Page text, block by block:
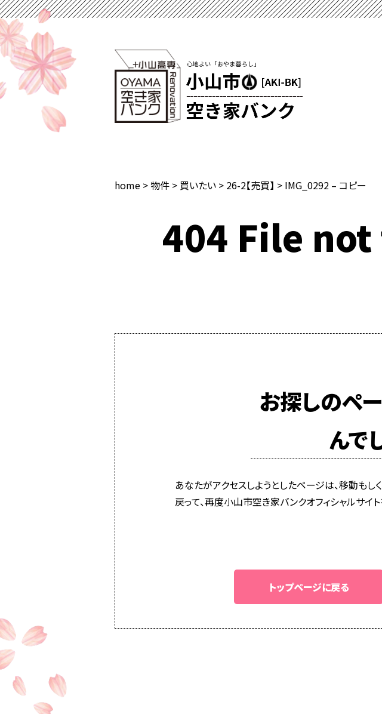
home > 物件 > 買いたい > 26-2【売買】 > IMG_0292 – コピー
404 File
お探しのペ
んで
あなたがアクセスしようとしたページは、移動も
戻って、再度小山市空き家バンクオフィシャルサイト
トップページに戻る